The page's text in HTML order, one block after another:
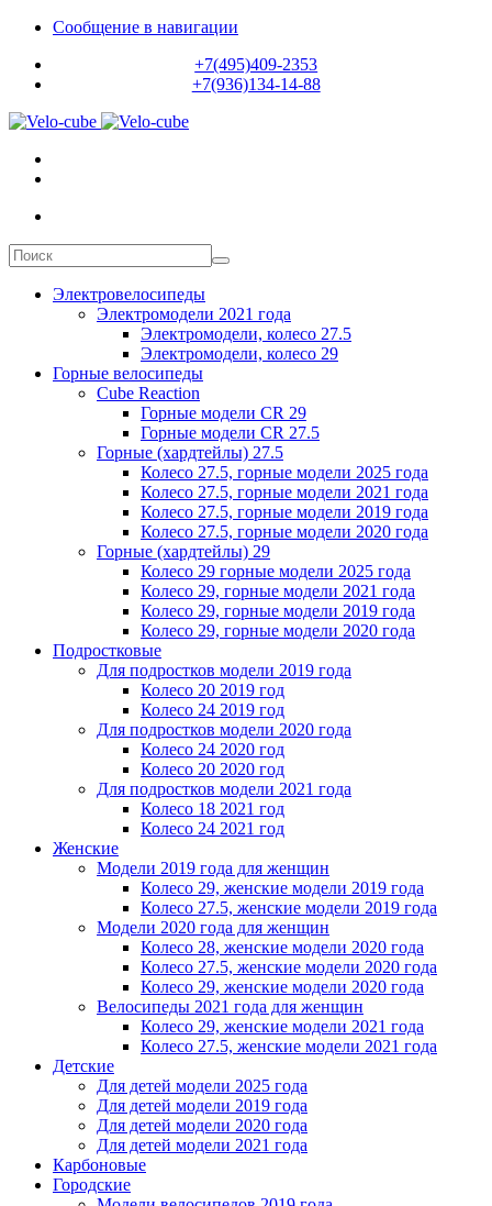
Сообщение в навигации
+7(495)409-2353
+7(936)134-14-88
Электровелосипеды
Электромодели 2021 года
Электромодели, колесо 27.5
Электромодели, колесо 29
Горные велосипеды
Cube Reaction
Горные модели CR 29
Горные модели CR 27.5
Горные (хардтейлы) 27.5
Колесо 27.5, горные модели 2025 года
Колесо 27.5, горные модели 2021 года
Колесо 27.5, горные модели 2019 года
Колесо 27.5, горные модели 2020 года
Горные (хардтейлы) 29
Колесо 29 горные модели 2025 года
Колесо 29, горные модели 2021 года
Колесо 29, горные модели 2019 года
Колесо 29, горные модели 2020 года
Подростковые
Для подростков модели 2019 года
Колесо 20 2019 год
Колесо 24 2019 год
Для подростков модели 2020 года
Колесо 24 2020 год
Колесо 20 2020 год
Для подростков модели 2021 года
Колесо 18 2021 год
Колесо 24 2021 год
Женскиe
Модели 2019 года для женщин
Колесо 29, женские модели 2019 года
Колесо 27.5, женские модели 2019 года
Модели 2020 года для женщин
Колесо 28, женские модели 2020 года
Колесо 27.5, женские модели 2020 года
Колесо 29, женские модели 2020 года
Велосипеды 2021 года для женщин
Колесо 29, женские модели 2021 года
Колесо 27.5, женские модели 2021 года
Детские
Для детей модели 2025 года
Для детей модели 2019 года
Для детей модели 2020 года
Для детей модели 2021 года
Карбоновые
Городские